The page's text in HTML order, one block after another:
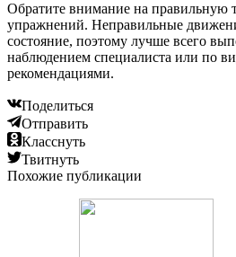
Обратите внимание на правильную
упражнений. Неправильные
состояние, поэтому лучше всего
наблюдением специалиста или по
рекомендациями.
Поделиться
Отправить
Класснуть
Твитнуть
Похожие публикации